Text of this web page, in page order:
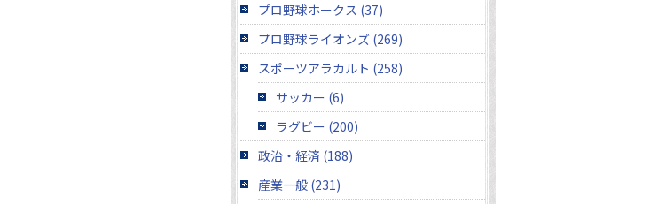
プロ野球ホークス (37)
プロ野球ライオンズ (269)
スポーツアラカルト (258)
サッカー (6)
ラグビー (200)
政治・経済 (188)
産業一般 (231)